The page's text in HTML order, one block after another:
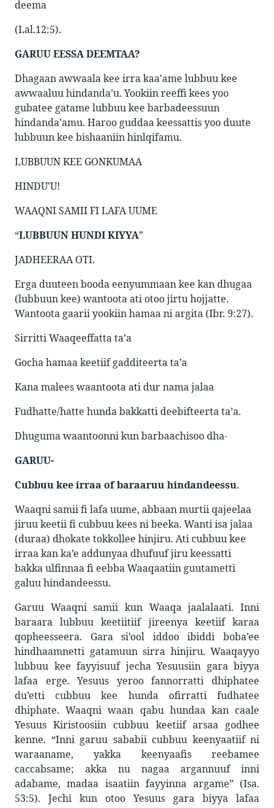
deema
(Lal.12:5).
GARUU EESSA DEEMTAA?
Dhagaan awwaala kee irra kaa’ame lubbuu kee
awwaaluu hindanda’u. Yookiin reeffi kees yoo
gubatee gatame lubbuu kee barbadeessuun
hindanda’amu. Haroo guddaa keessattis yoo duute
lubbuun kee bishaaniin hinlqifamu.
LUBBUUN KEE GONKUMAA
HINDU’U!
WAAQNI SAMII FI LAFA UUME
“LUBBUUN HUNDI KIYYA”
JADHEERAA OTI.
Erga duuteen booda eenyummaan kee kan dhugaa
(lubbuun kee) wantoota ati otoo jirtu hojjatte.
Wantoota gaarii yookiin hamaa ni argita (Ibr. 9:27).
Sirritti Waaqeeffatta ta’a
Gocha hamaa keetiif gadditeerta ta’a
Kana malees waantoota ati dur nama jalaa
Fudhatte/hatte hunda bakkatti deebifteerta ta’a.
Dhuguma waantoonni kun barbaachisoo dha-
GARUU-
Cubbuu kee irraa of baraaruuhindandeessu.
Waaqnisamii fi lafa uume, abbaan murtii qajeelaa
jiruu keetii fi cubbuu kees ni beeka. Wanti isa jalaa
(duraa) dhokate tokkollee hinjiru. Ati cubbuu kee
irraa kan ka’e addunyaa dhufuuf jiru keessatti
bakka ulfinnaa fi eebba Waaqaatiin guutametti
galuu hindandeessu.
Garuu Waaqni samii kun Waaqa jaalalaati. Inni
baraara lubbuu keetiitiif jireenya keetiif karaa
qopheesseera. Gara si’ool iddoo ibiddi boba’ee
hindhaamnetti gatamuun sirra hinjiru. Waaqayyo
lubbuu kee fayyisuuf jecha Yesuusiin gara biyya
lafaa erge. Yesuus yeroo fannorratti dhiphatee
du’etti cubbuu kee hunda ofirratti fudhatee
dhiphate. Waaqni waan qabu hundaa kan caale
Yesuus Kiristoosiin cubbuu keetiif arsaa godhee
kenne. “Inni garuu sababii cubbuu keenyaatiif ni
waraaname, yakka keenyaafis reebamee
caccabsame; akka nu nagaa argannuuf inni
adabame, madaa isaatiin fayyinna argame” (Isa.
53:5). Jechi kun otoo Yesuus gara biyya lafaa